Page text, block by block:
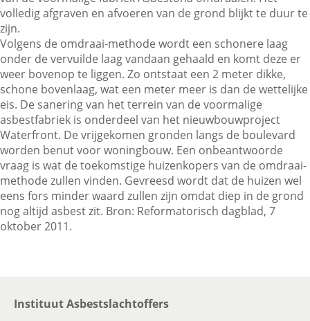
Contactgegevens
Zoeken
volledig afgraven en afvoeren van de grond blijkt te duur te
zijn.
Volgens de omdraai-methode wordt een schonere laag
onder de vervuilde laag vandaan gehaald en komt deze er
weer bovenop te liggen. Zo ontstaat een 2 meter dikke,
schone bovenlaag, wat een meter meer is dan de wettelijke
eis. De sanering van het terrein van de voormalige
asbestfabriek is onderdeel van het nieuwbouwproject
Waterfront. De vrijgekomen gronden langs de boulevard
worden benut voor woningbouw. Een onbeantwoorde
vraag is wat de toekomstige huizenkopers van de omdraai-
methode zullen vinden. Gevreesd wordt dat de huizen wel
eens fors minder waard zullen zijn omdat diep in de grond
nog altijd asbest zit. Bron: Reformatorisch dagblad, 7
oktober 2011.
Instituut Asbestslachtoffers